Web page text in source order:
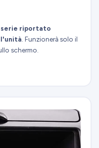
serie riportato
. Funzionerà solo il
schermo.